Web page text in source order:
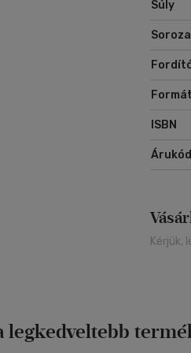
Súly
ISBN
Árukód
Kérjük,
legkedveltebb